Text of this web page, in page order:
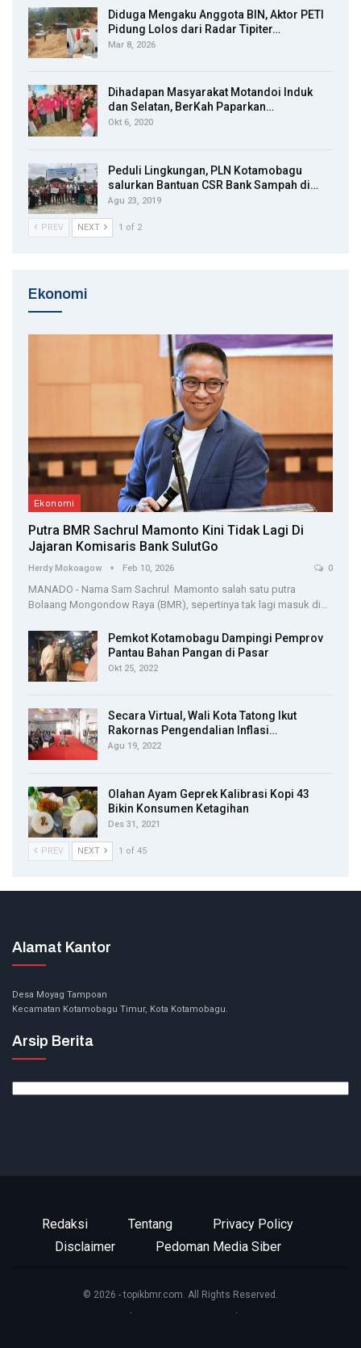
Diduga Mengaku Anggota BIN, Aktor PETI
Pidung Lolos dari Radar Tipiter…
Mar 8, 2026
Dihadapan Masyarakat Motandoi Induk
dan Selatan, BerKah Paparkan…
Okt 6, 2020
Peduli Lingkungan, PLN Kotamobagu
salurkan Bantuan CSR Bank Sampah di…
Agu 23, 2019
PREV NEXT 1 of 2
Ekonomi
Ekonomi
Putra BMR Sachrul Mamonto Kini Tidak Lagi Di
Jajaran Komisaris Bank SulutGo
Herdy Mokoagow Feb 10, 2026 0
MANADO - Nama Sam Sachrul Mamonto salah satu putra
Bolaang Mongondow Raya (BMR), sepertinya tak lagi masuk di…
Pemkot Kotamobagu Dampingi Pemprov
Pantau Bahan Pangan di Pasar
Okt 25, 2022
Secara Virtual, Wali Kota Tatong Ikut
Rakornas Pengendalian Inflasi…
Agu 19, 2022
Olahan Ayam Geprek Kalibrasi Kopi 43
Bikin Konsumen Ketagihan
Des 31, 2021
PREV NEXT 1 of 45
Alamat Kantor
Desa Moyag Tampoan
Kecamatan Kotamobagu Timur, Kota Kotamobagu.
Arsip Berita
Redaksi Tentang
Privacy Policy
Disclaimer
Pedoman Media Siber
© 2026 - topikbmr.com. All Rights Reserved.
Website Design:
BetterStudio